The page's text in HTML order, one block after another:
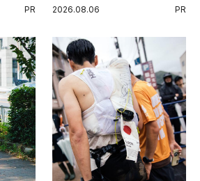
PR 2026.08.06 PR